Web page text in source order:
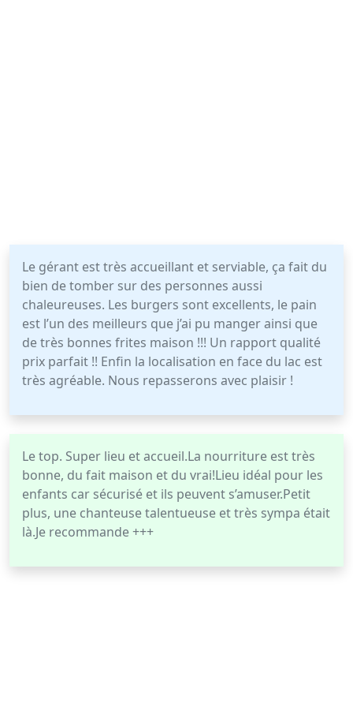
Le gérant est très accueillant et serviable, ça fait du
bien de tomber sur des personnes aussi
chaleureuses. Les burgers sont excellents, le pain
est l’un des meilleurs que j’ai pu manger ainsi que
de très bonnes frites maison !!! Un rapport qualité
prix parfait !! Enfin la localisation en face du lac est
très agréable. Nous repasserons avec plaisir !
Le top. Super lieu et accueil.La nourriture est très
bonne, du fait maison et du vrai!Lieu idéal pour les
enfants car sécurisé et ils peuvent s’amuser.Petit
plus, une chanteuse talentueuse et très sympa était
là.Je recommande +++